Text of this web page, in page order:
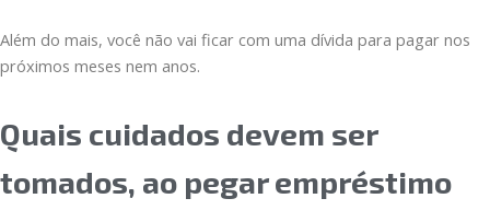
Além do mais, você não vai ficar com uma dívida para pagar nos
próximos meses nem anos.
Quais cuidados devem ser
tomados, ao pegar empréstimo